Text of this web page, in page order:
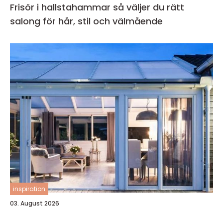
Frisör i hallstahammar så väljer du rätt
salong för hår, stil och välmående
inspiration
03. August 2026